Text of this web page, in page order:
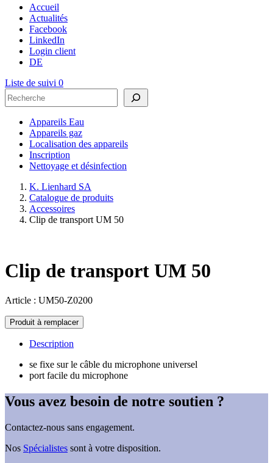
Accueil
Actualités
Facebook
LinkedIn
Login client
DE
Liste de suivi 0
Rechercher
Appareils Eau
Appareils gaz
Localisation des appareils
Inscription
Nettoyage et désinfection
K. Lienhard SA
Catalogue de produits
Accessoires
Clip de transport UM 50
Clip de transport UM 50
Article : UM50-Z0200
quantité
de
Trageclip
Produit à remplacer
Description
se fixe sur le câble du microphone universel
port facile du microphone
Vous avez besoin de notre soutien ?
Contactez-nous sans engagement.
Nos Spécialistes sont à votre disposition.